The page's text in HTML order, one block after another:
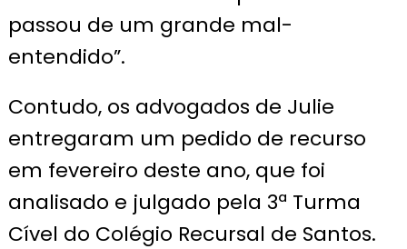
passou de um grande mal-
entendido”.
Contudo, os advogados de Julie
entregaram um pedido de recurso
em fevereiro deste ano, que foi
analisado e julgado pela 3ª Turma
Cível do Colégio Recursal de Santos.